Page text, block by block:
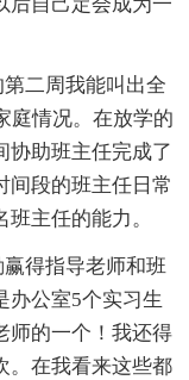
后自己定会成为一
二周我能叫出全
庭情况。在放学的
协助班主任完成了
间段的班主任日常
主任的能力。
得指导老师和班
办公室5个实习生
师的一个！我还得
。在我看来这些都